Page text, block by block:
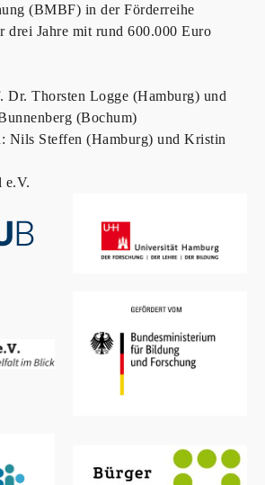
(BMBF) in der Förderreihe
drei Jahre mit rund 600.000 Euro
Dr. Thorsten Logge (Hamburg) und
(Bochum)
Nils Steffen (Hamburg) und Kristin
e.V.